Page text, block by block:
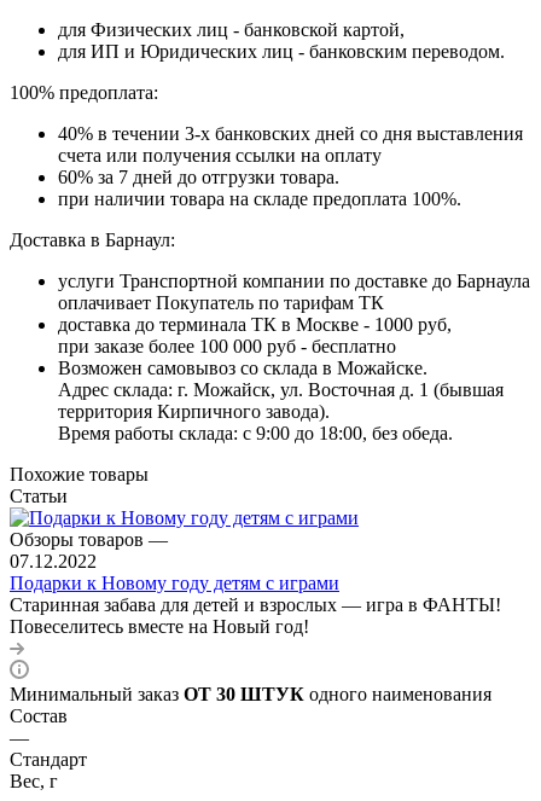
для Физических лиц - банковской картой,
для ИП и Юридических лиц - банковским переводом.
100% предоплата:
40% в течении 3-х банковских дней со дня выставления
счета или получения ссылки на оплату
60% за 7 дней до отгрузки товара.
при наличии товара на складе предоплата 100%.
Доставка в Барнаул:
услуги Транспортной компании по доставке до Барнаула
оплачивает Покупатель по тарифам ТК
доставка до терминала ТК в Москве - 1000 руб,
при заказе более 100 000 руб - бесплатно
Возможен самовывоз со склада в Можайске.
Адрес склада: г. Можайск, ул. Восточная д. 1 (бывшая
территория Кирпичного завода).
Время работы склада: с 9:00 до 18:00, без обеда.
Похожие товары
Статьи
Обзоры товаров —
07.12.2022
Подарки к Новому году детям с играми
Старинная забава для детей и взрослых — игра в ФАНТЫ!
Повеселитесь вместе на Новый год!
Минимальный заказ ОТ 30 ШТУК одного наименования
Состав
—
Стандарт
Вес, г